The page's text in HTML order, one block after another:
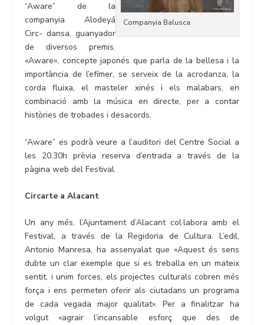
Companyia Balusca
“Aware” de la
companyia Alodeyá
Circ- dansa, guanyador
de diversos premis.
«Aware», concepte japonés que parla de la bellesa i la
importància de l’efímer, se serveix de la acrodanza, la
corda fluixa, el masteler xinés i els malabars, en
combinació amb la música en directe, per a contar
històries de trobades i desacords.
“Aware” es podrà veure a l’auditori del Centre Social a
les 20.30h prèvia reserva d’entrada a través de la
pàgina web del Festival.
Circarte a Alacant
Un any més, l’Ajuntament d’Alacant col·labora amb el
Festival, a través de la Regidoria de Cultura. L’edil,
Antonio Manresa, ha assenyalat que «Aquest és sens
dubte un clar exemple que si es treballa en un mateix
sentit, i unim forces, els projectes culturals cobren més
força i ens permeten oferir als ciutadans un programa
de cada vegada major qualitat». Per a finalitzar ha
volgut «agrair l’incansable esforç que des de